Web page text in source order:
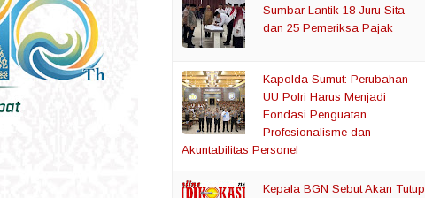
Sumbar Lantik 18 Juru Sita
dan 25 Pemeriksa Pajak
Kapolda Sumut: Perubahan
UU Polri Harus Menjadi
Fondasi Penguatan
Profesionalisme dan
Akuntabilitas Personel
Kepala BGN Sebut Akan Tutup